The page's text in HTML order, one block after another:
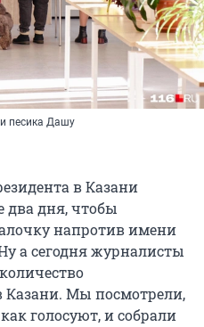
песика Дашу
в Казани
два дня, чтобы
напротив имени
а сегодня журналисты
Казани. Мы посмотрели,
голосуют, и собрали